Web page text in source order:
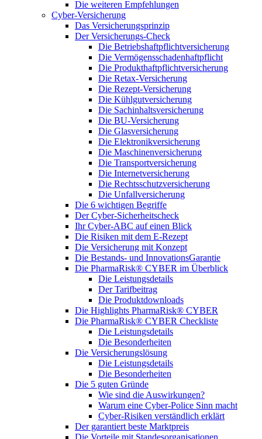
Die weiteren Empfehlungen
Cyber-Versicherung
Das Versicherungsprinzip
Der Versicherungs-Check
Die Betriebshaftpflichtversicherung
Die Vermögensschadenhaftpflicht
Die Produkthaftpflichtversicherung
Die Retax-Versicherung
Die Rezept-Versicherung
Die Kühlgutversicherung
Die Sachinhaltsversicherung
Die BU-Versicherung
Die Glasversicherung
Die Elektronikversicherung
Die Maschinenversicherung
Die Transportversicherung
Die Internetversicherung
Die Rechtsschutzversicherung
Die Unfallversicherung
Die 6 wichtigen Begriffe
Der Cyber-Sicher­heits­check
Ihr Cyber-ABC auf einen Blick
Die Risiken mit dem E-Rezept
Die Versicherung mit Konzept
Die Bestands- und InnovationsGarantie
Die PharmaRisk® CYBER im Überblick
Die Leistungsdetails
Der Tarifbeitrag
Die Produktdownloads
Die Highlights PharmaRisk® CYBER
Die PharmaRisk® CYBER Checkliste
Die Leistungsdetails
Die Besonderheiten
Die Versicherungslösung
Die Leistungsdetails
Die Besonderheiten
Die 5 guten Gründe
Wie sind die Auswirkungen?
Warum eine Cyber-Police Sinn macht
Cyber-Risiken verständlich erklärt
Der garantiert beste Marktpreis
Die Vorteile mit Standesorganisationen